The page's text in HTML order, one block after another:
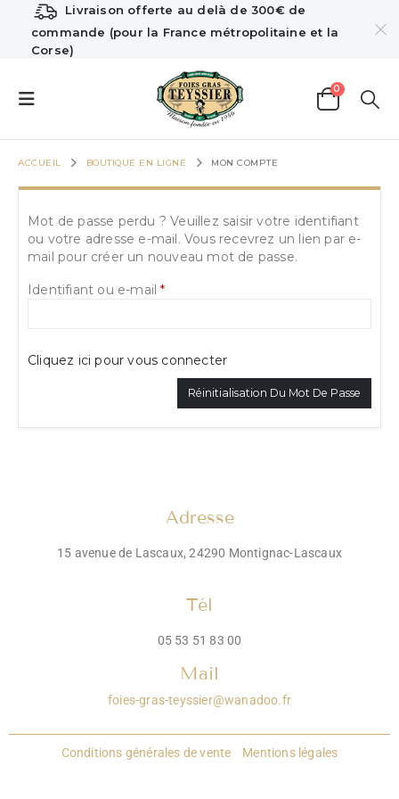
Livraison offerte au delà de 300€ de
commande (pour la France métropolitaine et la
Corse)
0
ACCUEIL BOUTIQUE EN LIGNE MON COMPTE
Mot de passe perdu ? Veuillez saisir votre identifiant
ou votre adresse e-mail. Vous recevrez un lien par e-
mail pour créer un nouveau mot de passe.
Identifiant ou e-mail*
Cliquez ici pour vous connecter
Réinitialisation Du Mot De Passe
Adresse
15 avenue de Lascaux, 24290 Montignac-Lascaux
Tél
05 53 51 83 00
Mail
foies-gras-teyssier@wanadoo.fr
Conditions générales de vente Mentions légales